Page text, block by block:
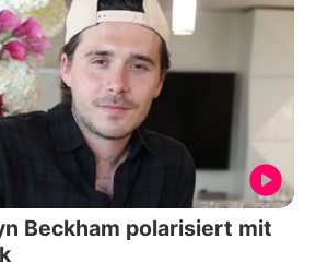
Beckham polarisiert mit